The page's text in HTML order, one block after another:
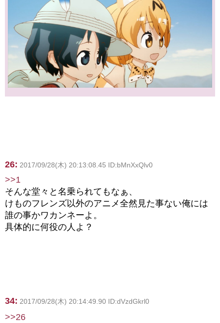
26: 2017/09/28(木) 20:13:08.45 ID:bMnXxQlv0
>>1
そんな堂々と名乗られてもなぁ、
けものフレンズ以外のアニメ全然見た事ない俺には
誰の事かワカンネーよ。
具体的に何役の人よ？
34: 2017/09/28(木) 20:14:49.90 ID:dVzdGkrl0
>>26